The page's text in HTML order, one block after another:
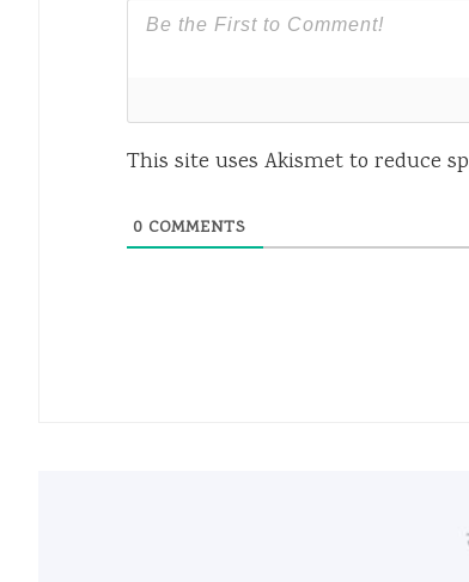
This site uses Akismet to reduce
0 COMMENTS